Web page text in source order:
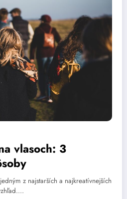
vlasoch: 3
z najstarších a najkreatívnejších